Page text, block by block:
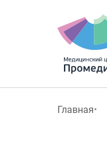
Главная